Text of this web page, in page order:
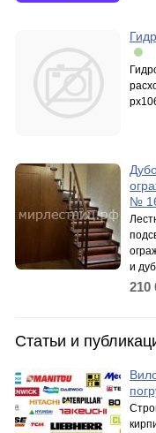
№
и
210
Статьи и